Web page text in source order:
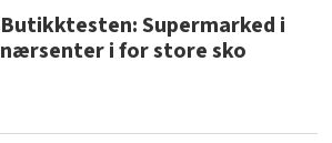
Butikktesten: Supermarked i
nærsenter i for store sko